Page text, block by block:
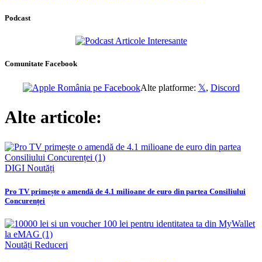
Podcast
Comunitate Facebook
Alte platforme: 𝕏, Discord
Alte articole:
DIGI Noutăți
Pro TV primește o amendă de 4.1 milioane de euro din partea Consiliului
Concurenței
Noutăți Reduceri